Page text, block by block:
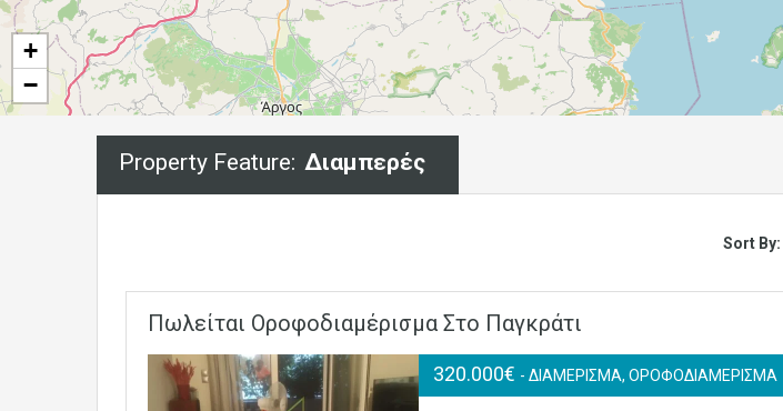
+
−
Property Feature: Διαμπερές
Sort By:
Πωλείται Οροφοδιαμέρισμα Στο Παγκράτι
320.000€ - ΔΙΑΜΕΡΙΣΜΑ, ΟΡΟΦΟΔΙΑΜΕΡΙΣΜΑ